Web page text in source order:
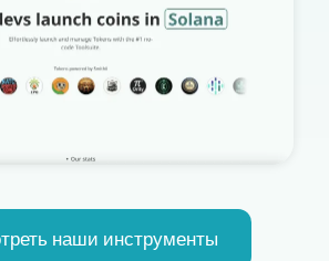
наши инструменты